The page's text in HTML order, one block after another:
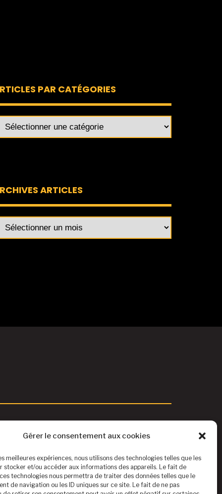
Gérer le consentement aux cookies
meilleures expériences, nous utilisons des technologies telles que les
stocker et/ou accéder aux informations des appareils. Le fait de
technologies nous permettra de traiter des données telles que le
de navigation ou les ID uniques sur ce site. Le fait de ne pas
PAR CATÉGORIES
ARTICLES